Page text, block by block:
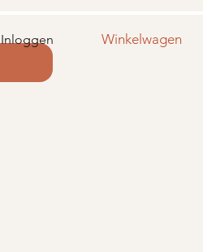
Winkelwagen
Inloggen